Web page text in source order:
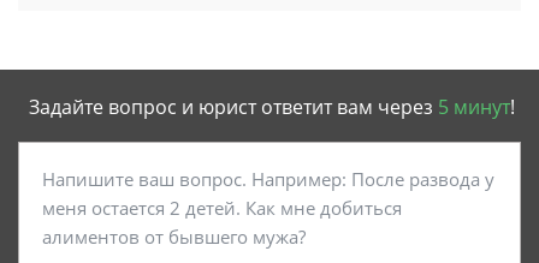
Задайте вопрос и юрист ответит вам через 5 минут!